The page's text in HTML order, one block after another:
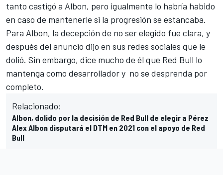
tanto castigó a Albon, pero igualmente lo habría habido
en caso de mantenerle si la progresión se estancaba.
Para Albon, la decepción de no ser elegido fue clara, y
después del anuncio dijo en sus redes sociales que le
dolió. Sin embargo, dice mucho de él que Red Bull lo
mantenga como desarrollador y no se desprenda por
completo.
Relacionado:
Albon, dolido por la decisión de Red Bull de elegir a Pérez
Alex Albon disputará el DTM en 2021 con el apoyo de Red
Bull